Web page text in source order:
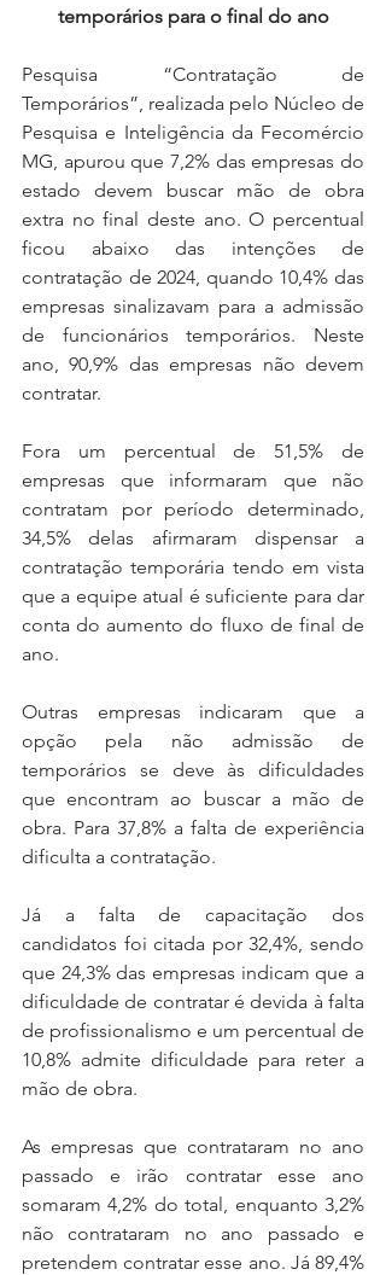
temporários para o final do ano
Pesquisa “Contratação de
Temporários”, realizada pelo Núcleo de
Pesquisa e Inteligência da Fecomércio
MG, apurou que 7,2% das empresas do
estado devem buscar mão de obra
extra no final deste ano. O percentual
ficou abaixo das intenções de
contratação de 2024, quando 10,4% das
empresas sinalizavam para a admissão
de funcionários temporários. Neste
ano, 90,9% das empresas não devem
contratar.
Fora um percentual de 51,5% de
empresas que informaram que não
contratam por período determinado,
34,5% delas afirmaram dispensar a
contratação temporária tendo em vista
que a equipe atual é suficiente para dar
conta do aumento do fluxo de final de
ano.
Outras empresas indicaram que a
opção pela não admissão de
temporários se deve às dificuldades
que encontram ao buscar a mão de
obra. Para 37,8% a falta de experiência
dificulta a contratação.
Já a falta de capacitação dos
candidatos foi citada por 32,4%, sendo
que 24,3% das empresas indicam que a
dificuldade de contratar é devida à falta
de profissionalismo e um percentual de
10,8% admite dificuldade para reter a
mão de obra.
As empresas que contrataram no ano
passado e irão contratar esse ano
somaram 4,2% do total, enquanto 3,2%
não contrataram no ano passado e
pretendem contratar esse ano. Já 89,4%